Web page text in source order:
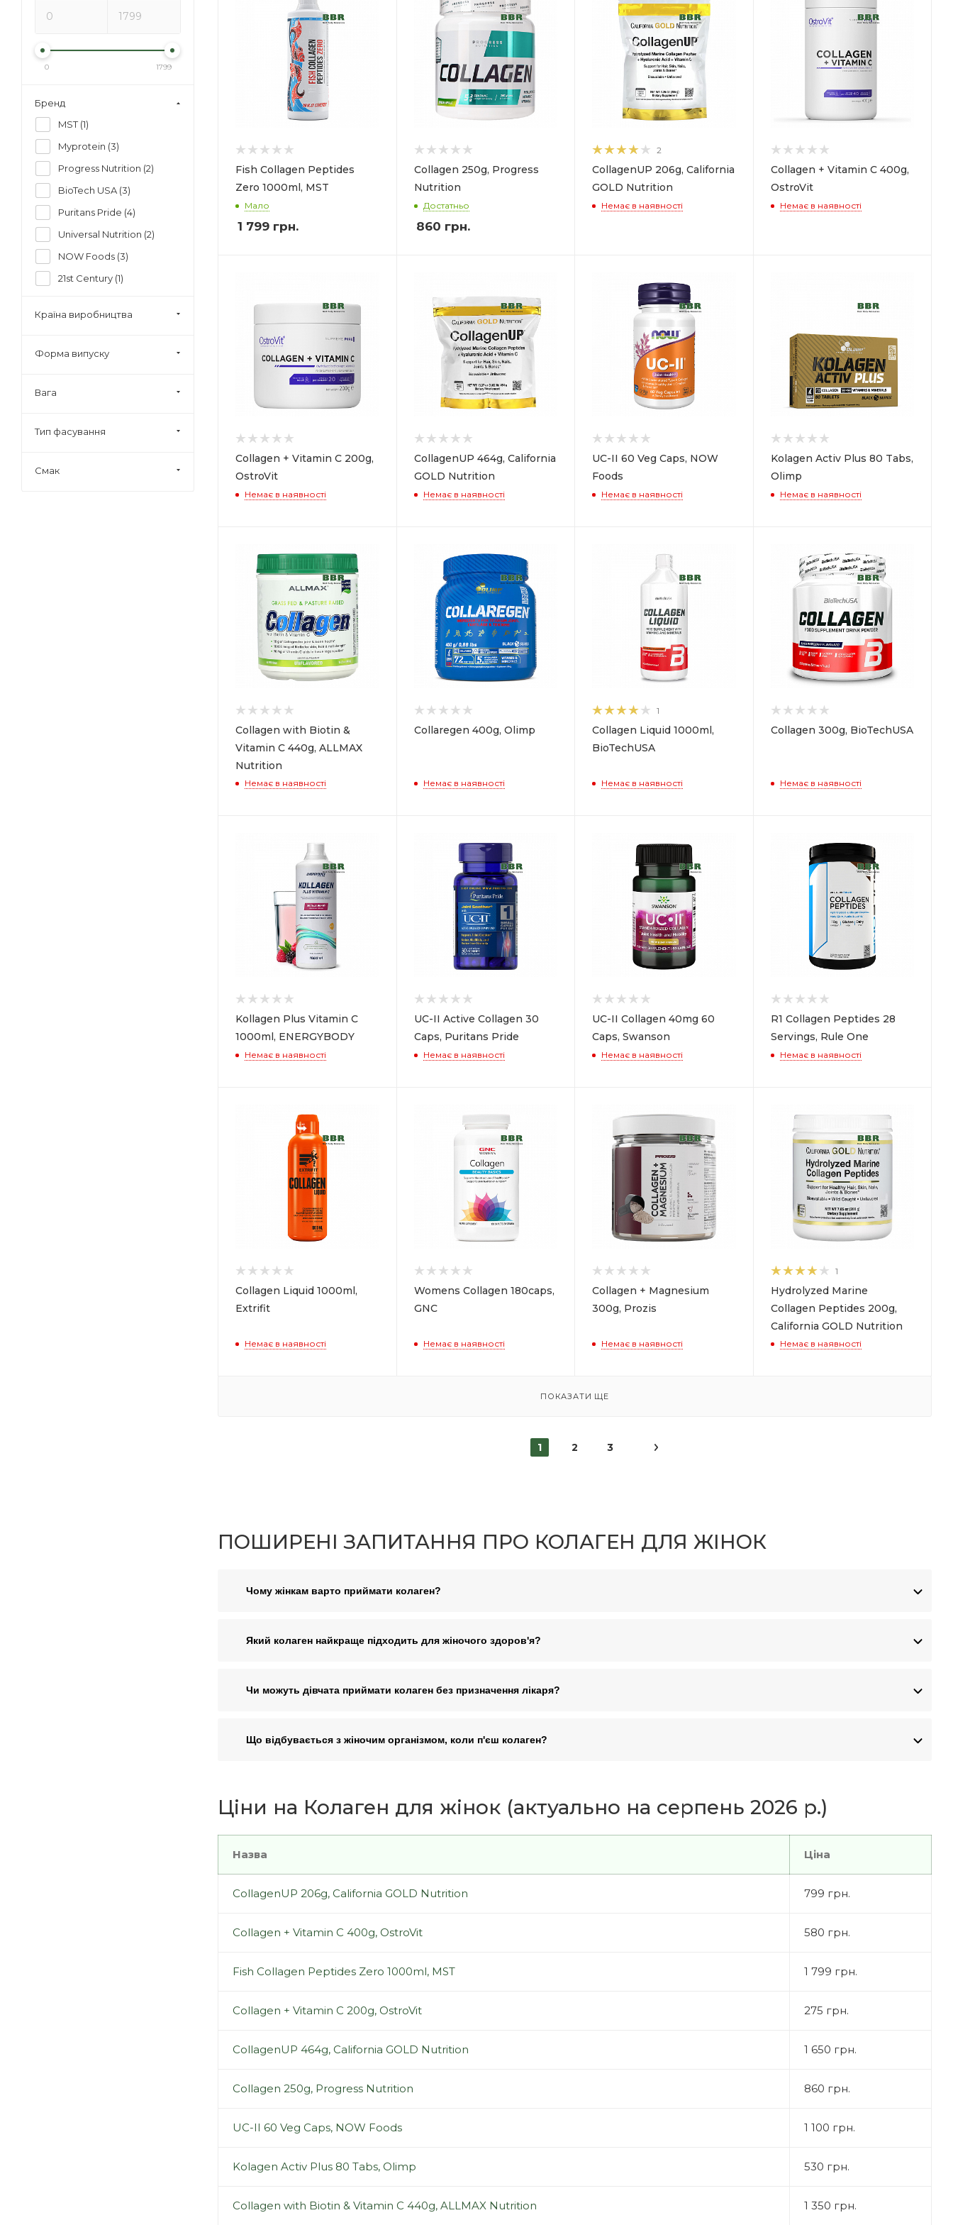
Fish Collagen Peptides
Zero 1000ml, MST
Мало
1 799 грн.
Collagen 250g, Progress
Nutrition
Достатньо
860 грн.
2
CollagenUP 206g, California
GOLD Nutrition
Немає в наявності
Collagen + Vitamin C 400g,
OstroVit
Немає в наявності
Collagen + Vitamin C 200g,
OstroVit
Немає в наявності
CollagenUP 464g, California
GOLD Nutrition
Немає в наявності
UC-II 60 Veg Caps, NOW
Foods
Немає в наявності
Kolagen Activ Plus 80 Tabs,
Olimp
Немає в наявності
Collagen with Biotin &
Vitamin C 440g, ALLMAX
Nutrition
Немає в наявності
Collaregen 400g, Olimp
Немає в наявності
1
Collagen Liquid 1000ml,
BioTechUSA
Немає в наявності
Collagen 300g, BioTechUSA
Немає в наявності
Kollagen Plus Vitamin C
1000ml, ENERGYBODY
Немає в наявності
UC-II Active Collagen 30
Caps, Puritans Pride
Немає в наявності
UC-II Collagen 40mg 60
Caps, Swanson
Немає в наявності
R1 Collagen Peptides 28
Servings, Rule One
Немає в наявності
Collagen Liquid 1000ml,
Extrifit
Немає в наявності
Womens Collagen 180caps,
GNC
Немає в наявності
Collagen + Magnesium
300g, Prozis
Немає в наявності
1
Hydrolyzed Marine
Collagen Peptides 200g,
California GOLD Nutrition
Немає в наявності
ПОКАЗАТИ ЩЕ
1 2 3
ПОШИРЕНІ ЗАПИТАННЯ ПРО КОЛАГЕН ДЛЯ ЖІНОК
Чому жінкам варто приймати колаген?
Який колаген найкраще підходить для жіночого здоров'я?
Чи можуть дівчата приймати колаген без призначення лікаря?
Що відбувається з жіночим організмом, коли п'єш колаген?
Ціни на Колаген для жінок (актуально на серпень 2026 р.)
Назва Ціна
CollagenUP 206g, California GOLD Nutrition 799 грн.
Collagen + Vitamin C 400g, OstroVit 580 грн.
Fish Collagen Peptides Zero 1000ml, MST 1 799 грн.
Collagen + Vitamin C 200g, OstroVit 275 грн.
CollagenUP 464g, California GOLD Nutrition 1 650 грн.
Collagen 250g, Progress Nutrition 860 грн.
UC-II 60 Veg Caps, NOW Foods 1 100 грн.
Kolagen Activ Plus 80 Tabs, Olimp 530 грн.
Collagen with Biotin & Vitamin C 440g, ALLMAX Nutrition 1 350 грн.
0 1799
Бренд
MST (1)
Myprotein (3)
Progress Nutrition (2)
BioTech USA (3)
Puritans Pride (4)
Universal Nutrition (2)
NOW Foods (3)
21st Century (1)
Energybody (
ALLMAX NUTRITION (
(
Країна виробництва
Форма випуску
Вага
Тип фасування
Смак